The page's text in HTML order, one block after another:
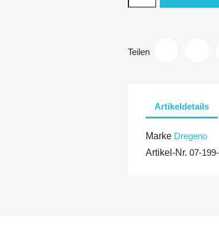
Teilen
Artikeldetails
Marke Dregeno
Artikel-Nr. 07-